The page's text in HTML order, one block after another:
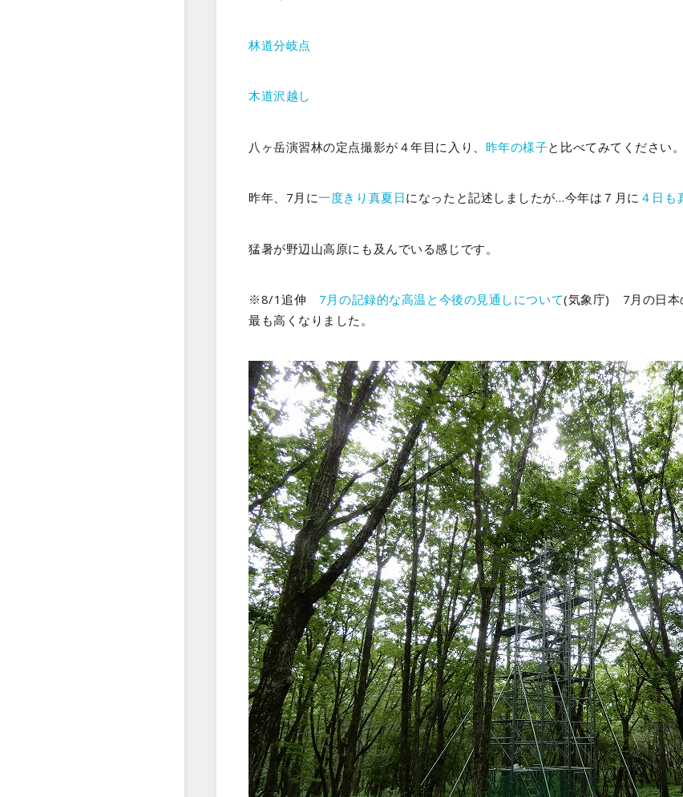
林道分岐点
木道沢越し
八ヶ岳演習林の定点撮影が４年目に入り、 昨年の様子と比べてみてください。
昨年、7月に一度きり真夏日になったと記述しましたが…今年は７月に ４日も
猛暑が野辺山高原にも及んでいる感じです。
※8/1追伸 7月の記録的な高温と今後の見通しについて(気象庁) 7月の日
最も高くなりました。